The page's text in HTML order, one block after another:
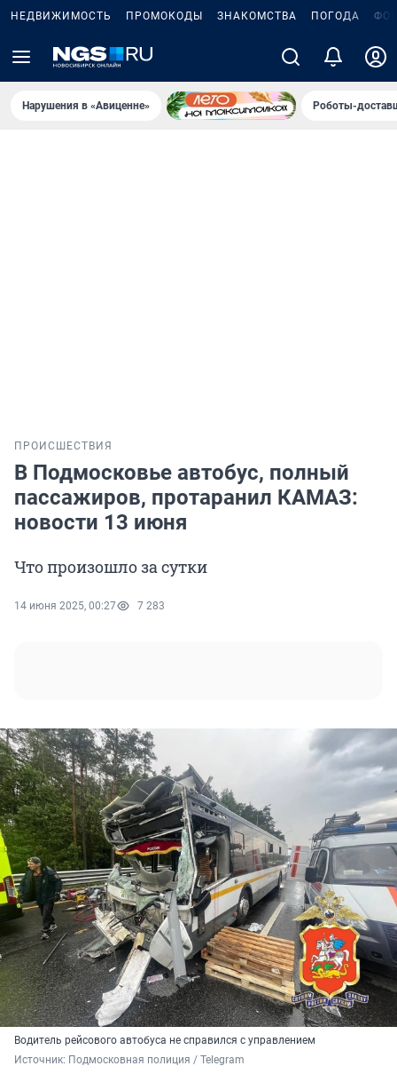
НЕДВИЖИМОСТЬ ПРОМОКОДЫ ЗНАКОМСТВА ПОГОДА
Нарушения в «Авиценне» Роботы-
ПРОИСШЕСТВИЯ
В Подмосковье автобус, полный
пассажиров, протаранил КАМАЗ:
новости 13 июня
Что произошло за сутки
14 июня 2025, 00:27 7 283
Водитель рейсового автобуса не справился с управлением
Источник: Подмосковная полиция / Telegram